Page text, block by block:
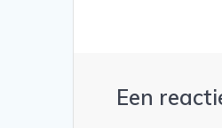
Een